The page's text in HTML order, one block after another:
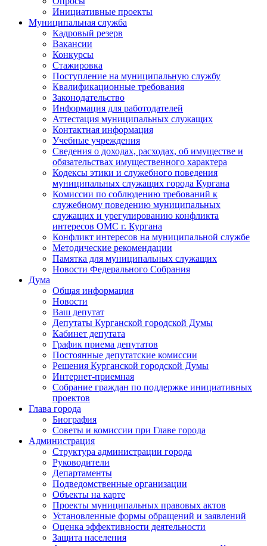
Инициативные проекты
Муниципальная служба
Кадровый резерв
Вакансии
Конкурсы
Стажировка
Поступление на муниципальную службу
Квалификационные требования
Законодательство
Информация для работодателей
Аттестация муниципальных служащих
Контактная информация
Учебные учреждения
Сведения о доходах, расходах, об имуществе и
обязательствах имущественного характера
Кодексы этики и служебного поведения
муниципальных служащих города Кургана
Комиссии по соблюдению требований к
служебному поведению муниципальных
служащих и урегулированию конфликта
интересов ОМС г. Кургана
Конфликт интересов на муниципальной службе
Методические рекомендации
Памятка для муниципальных служащих
Новости Федерального Cобрания
Дума
Общая информация
Новости
Ваш депутат
Депутаты Курганской городской Думы
Кабинет депутата
График приема депутатов
Постоянные депутатские комиссии
Решения Курганской городской Думы
Интернет-приемная
Собрание граждан по поддержке инициативных
проектов
Глава города
Биография
Советы и комиссии при Главе города
Администрация
Структура администрации города
Руководители
Департаменты
Подведомственные организации
Объекты на карте
Проекты муниципальных правовых актов
Установленные формы обращений и заявлений
Оценка эффективности деятельности
Защита населения